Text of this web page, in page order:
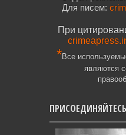
Для писем:
При
*Все
являются